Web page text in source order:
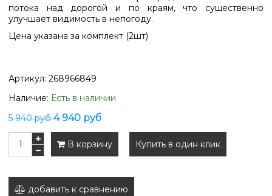
потока над дорогой и по краям, что существенно
улучшает видимость в непогоду.
Цена указана за комплект (2шт)
Артикул: 268966849
Наличие: Есть в наличии
5 940 руб4 940 руб
В корзину Купить в один клик
добавить к сравнению